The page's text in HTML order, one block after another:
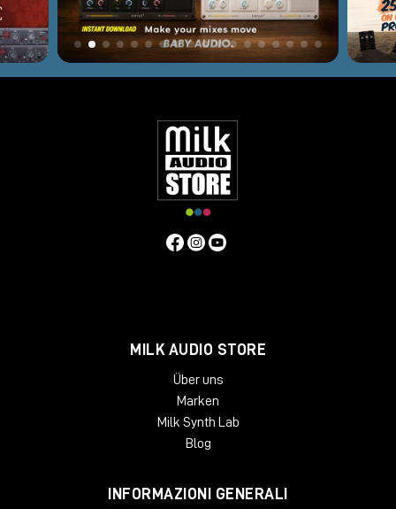
MILK AUDIO STORE
Über uns
Marken
Milk Synth Lab
Blog
INFORMAZIONI GENERALI